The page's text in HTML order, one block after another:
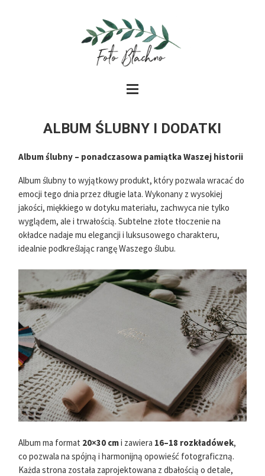
ALBUM ŚLUBNY I DODATKI
Album ślubny – ponadczasowa pamiątka Waszej historii
Album ślubny to wyjątkowy produkt, który pozwala wracać do
emocji tego dnia przez długie lata. Wykonany z wysokiej
jakości, miękkiego w dotyku materiału, zachwyca nie tylko
wyglądem, ale i trwałością. Subtelne złote tłoczenie na
okładce nadaje mu elegancji i luksusowego charakteru,
idealnie podkreślając rangę Waszego ślubu.
Album ma format 20×30 cmi zawiera 16–18 rozkładówek,
co pozwala na spójną i harmonijną opowieść fotograficzną.
Każda strona została zaprojektowana z dbałością o detale,